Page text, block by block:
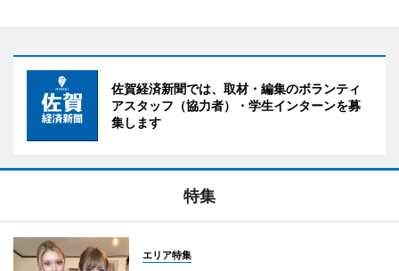
佐賀経済新聞では、取材・編集のボランティ
アスタッフ（協力者）・学生インターンを募
集します
特集
エリア特集